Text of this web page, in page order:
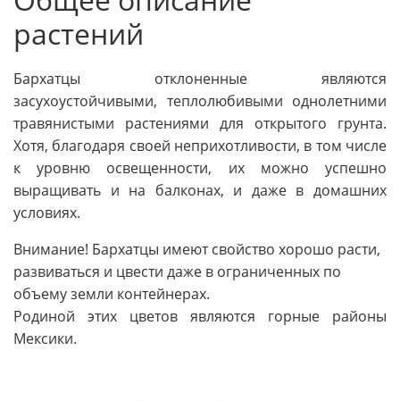
растений
Бархатцы отклоненные являются
засухоустойчивыми, теплолюбивыми однолетними
травянистыми растениями для открытого грунта.
Хотя, благодаря своей неприхотливости, в том числе
к уровню освещенности, их можно успешно
выращивать и на балконах, и даже в домашних
условиях.
Внимание! Бархатцы имеют свойство хорошо расти,
развиваться и цвести даже в ограниченных по
объему земли контейнерах.
Родиной этих цветов являются горные районы
Мексики.